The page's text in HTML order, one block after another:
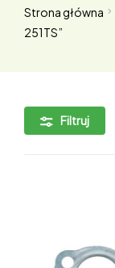
Strona główna
251TS”
Filtruj